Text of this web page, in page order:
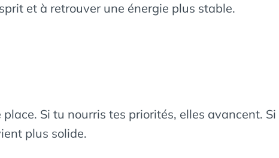
et à retrouver une énergie plus stable.
Si tu nourris tes priorités, elles avancent.
plus solide.